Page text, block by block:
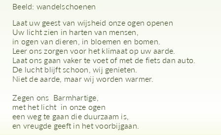
Beeld: wandelschoenen
Laat uw geest van wijsheid onze ogen openen
Uw licht zien in harten van mensen,
in ogen van dieren, in bloemen en bomen.
Leer ons zorgen voor het klimaat op uw aarde.
Laat ons gaan vaker te voet of met de fiets dan auto.
De lucht blijft schoon, wij genieten.
Niet de aarde, maar wij worden warmer.
Zegen ons Barmhartige,
met het licht in onze ogen
een weg te gaan die duurzaam is,
en vreugde geeft in het voorbijgaan.